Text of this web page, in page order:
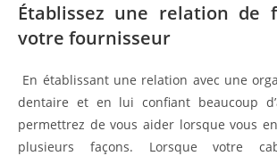
Établissez une relation de
votre fournisseur
En établissant une relation avec une
dentaire et en lui confiant beaucoup
permettrez de vous aider lorsque vous
plusieurs façons. Lorsque votre